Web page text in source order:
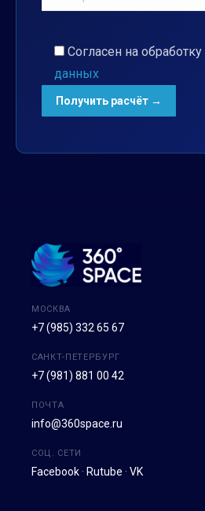
Согласен на обработку
данных
МОСКВА
+7 (985) 332 65 67
САНКТ-ПЕТЕРБУРГ
+7 (981) 881 00 42
ПОЧТА
info@360space.ru
СОЦ. СЕТИ
Facebook · Rutube · VK